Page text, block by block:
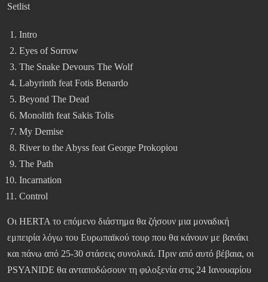
Setlist
Intro
Eyes of Sorrow
The Snake Devours The Wolf
Labyrinth feat Fotis Benardo
Beyond The Dead
Monolith feat Sakis Tolis
My Demise
River to the Abyss feat George Prokopiou
The Path
Incarnation
Control
Οι HERTA το επόμενο διάστημα θα ζήσουν μια μοναδική
εμπειρία λόγω του Ευρωπαϊκού τουρ που θα κάνουν με βανάκι
και πάνω από 25-30 στάσεις συνολικά. Πριν από αυτό βέβαια, οι
PSYANIDE θα ανταποδώσουν τη φιλοξενία στις 24 Ιανουαρίου